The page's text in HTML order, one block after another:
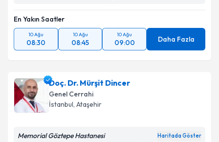
En Yakın Saatler
10 Ağu
08:30
10 Ağu
08:45
10 Ağu
09:00 Daha Fazla
Doç. Dr. Mürşit Dincer
Genel Cerrahi
İstanbul, Ataşehir
Memorial Göztepe Hastanesi Haritada Göster